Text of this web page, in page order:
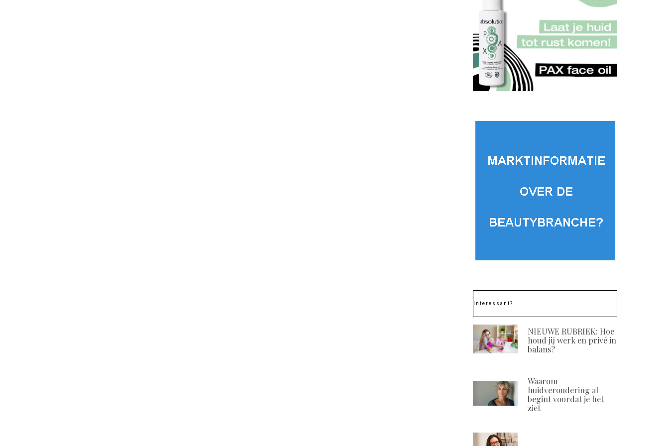
Interessant?
NIEUWE RUBRIEK: Hoe
houd jij werk en privé in
balans?
Waarom
huidveroudering al
begint voordat je het
ziet